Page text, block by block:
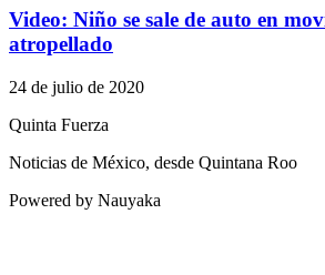
Video: Niño se sale de auto en
atropellado
24 de julio de 2020
Quinta Fuerza
Noticias de México, desde Quintana Roo
Powered by Nauyaka